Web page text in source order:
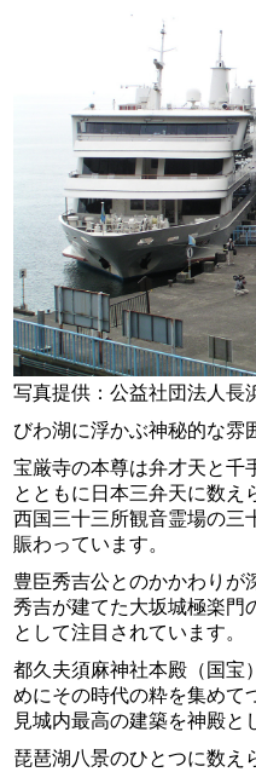
写真提供：公益社団法人長
びわ湖に浮かぶ神秘的な雰
宝厳寺の本尊は弁才天と千
とともに日本三弁天に数え
西国三十三所観音霊場の三
賑わっています。
豊臣秀吉公とのかかわりが
秀吉が建てた大坂城極楽門
として注目されています。
都久夫須麻神社本殿（国宝
めにその時代の粋を集めて
見城内最高の建築を神殿と
琵琶湖八景のひとつに数え